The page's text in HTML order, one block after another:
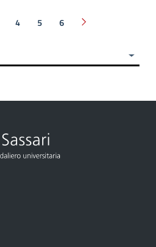
4 5 6 Pagina successiva